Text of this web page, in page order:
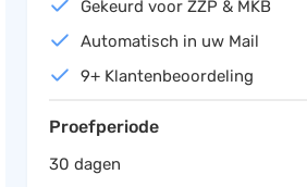
Gekeurd voor ZZP & MKB
Automatisch in uw Mail
9+ Klantenbeoordeling
Proefperiode
30 dagen